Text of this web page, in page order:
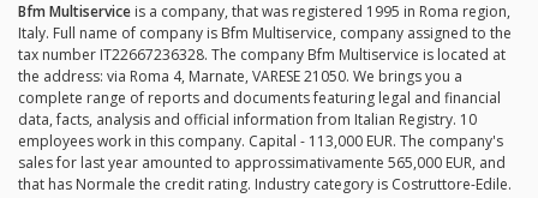
Bfm Multiservice is a company, that was registered 1995 in Roma region,
Italy. Full name of company is Bfm Multiservice, company assigned to the
tax number IT22667236328. The company Bfm Multiservice is located at
the address: via Roma 4, Marnate, VARESE 21050. We brings you a
complete range of reports and documents featuring legal and financial
data, facts, analysis and official information from Italian Registry. 10
employees work in this company. Capital - 113,000 EUR. The company's
sales for last year amounted to approssimativamente 565,000 EUR, and
that has Normale the credit rating. Industry category is Costruttore-Edile.